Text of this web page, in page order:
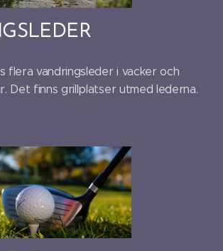
flera vandringsleder i vacker och
Det finns grillplatser utmed lederna.